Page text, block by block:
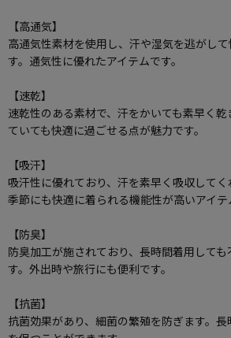
【高通気】
高通気性素材を使用し、汗や湿気を逃がし
す。通気性に優れたアイテムです。
【速乾】
速乾性のある素材で、汗をかいても素早く
ていても快適に過ごせる点が魅力です。
【吸汗】
吸汗性に優れており、汗を素早く吸収して
季節にも快適に着られる機能性が高いアイテ
【防臭】
防臭加工が施されており、長時間着用して
す。外出時や旅行にも便利です。
【抗菌】
抗菌効果があり、細菌の繁殖を防ぎます。